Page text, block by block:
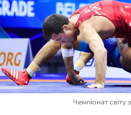
ЧС-2026
ФУТЗАЛ
ІНШІ
БУКМЕКЕРИ
Чемпіонат